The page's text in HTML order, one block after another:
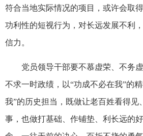
符合当地实际情况的项目，或许会取
功利性的短视行为，对长远发展不利
信力。
党员领导干部要不慕虚荣、不务
不求一时政绩，以“功成不必在我”的
我”的历史担当，既做让老百姓看得见
事，也做打基础、作铺垫、利长远的